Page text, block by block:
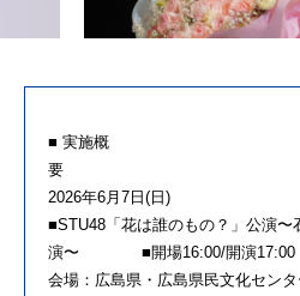
■ 実施概
2026年6月7日(日)
■STU48「花は誰のもの？」公演〜
演〜 ■開場16:00/開演17:00
会場：広島県・広島県民文化セン